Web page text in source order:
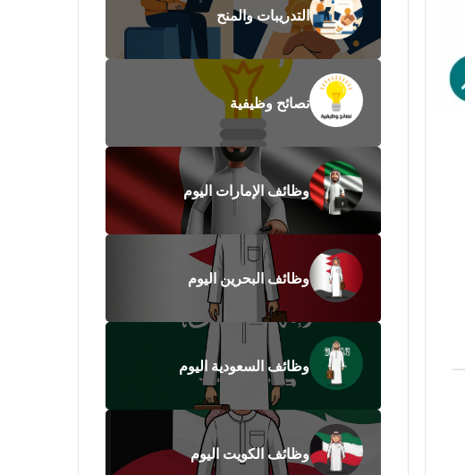
التدريبات والمنح
نصائح وظيفية
وظائف الإمارات اليوم
وظائف البحرين اليوم
وظائف السعودية اليوم
وظائف الكويت اليوم